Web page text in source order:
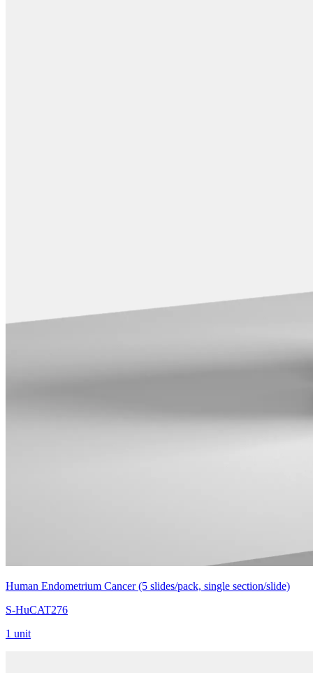
Human Endometrium Cancer (5 slides/pack, single section/slide)
S-HuCAT276
1 unit